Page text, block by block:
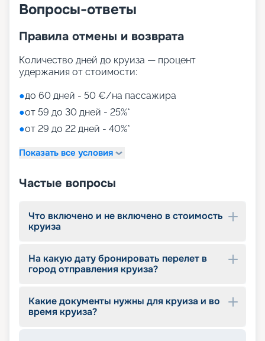
Вопросы-ответы
Правила отмены и возврата
Количество дней до круиза — процент
удержания от стоимости:
●до 60 дней - 50 €/на пассажира
●от 59 до 30 дней - 25%*
●от 29 до 22 дней - 40%*
Показать все условия
Частые вопросы
Что включено и не включено в стоимость
круиза
На какую дату бронировать перелет в
город отправления круиза?
Какие документы нужны для круиза и во
время круиза?